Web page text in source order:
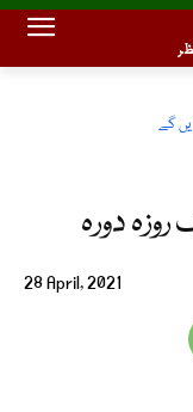
گے
دورہ
28 April, 2021